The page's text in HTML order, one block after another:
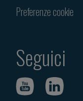
Preferenze cookie
Seguici